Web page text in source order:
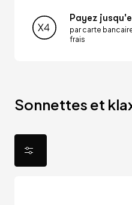
Payez
par carte
frais
Sonnettes et